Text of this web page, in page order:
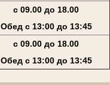
с 09.00 до 18.00
Обед с 13:00 до 13:45
с 09.00 до 18.00
Обед с 13:00 до 13:45